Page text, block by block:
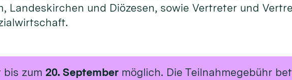
Landeskirchen und Diözesen, sowie Vertreter und
bis zum 20. September möglich. Die Teilnahmegebühr